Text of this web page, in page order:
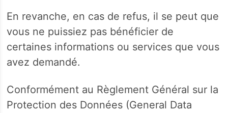
En revanche, en cas de refus, il se peut que
vous ne puissiez pas bénéficier de
certaines informations ou services que vous
avez demandé.
Conformément au Règlement Général sur la
Protection des Données (General Data